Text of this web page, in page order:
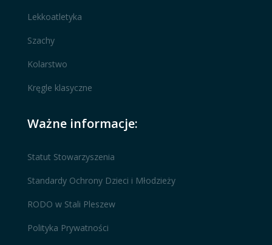
Lekkoatletyka
Szachy
Kolarstwo
Kręgle klasyczne
Ważne informacje:
Statut Stowarzyszenia
Standardy Ochrony Dzieci i Młodzieży
RODO w Stali Pleszew
Polityka Prywatności